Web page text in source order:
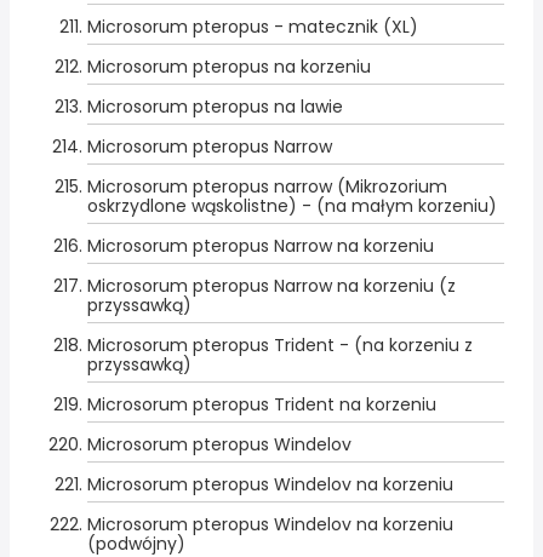
Microsorum pteropus - matecznik (XL)
Microsorum pteropus na korzeniu
Microsorum pteropus na lawie
Microsorum pteropus Narrow
Microsorum pteropus narrow (Mikrozorium
oskrzydlone wąskolistne) - (na małym korzeniu)
Microsorum pteropus Narrow na korzeniu
Microsorum pteropus Narrow na korzeniu (z
przyssawką)
Microsorum pteropus Trident - (na korzeniu z
przyssawką)
Microsorum pteropus Trident na korzeniu
Microsorum pteropus Windelov
Microsorum pteropus Windelov na korzeniu
Microsorum pteropus Windelov na korzeniu
(podwójny)